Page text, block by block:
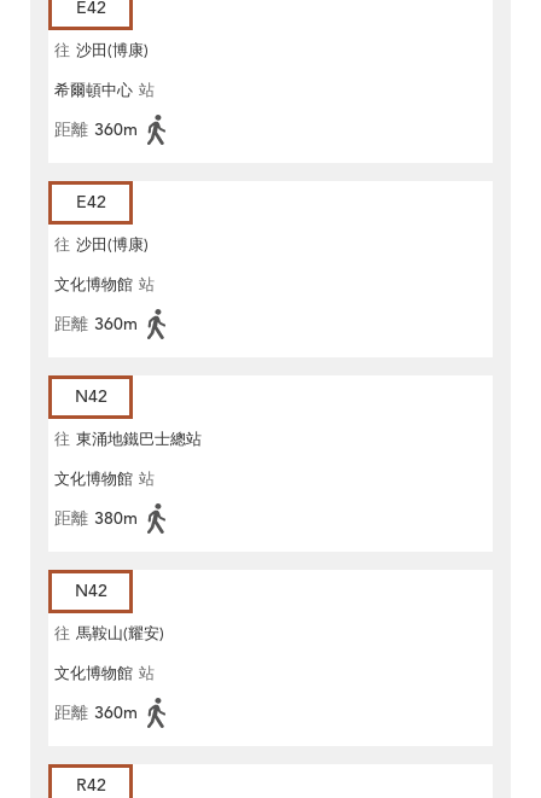
E42
往 沙田(博康)
希爾頓中心 站
距離 360m
E42
往 沙田(博康)
文化博物館 站
距離 360m
N42
往 東涌地鐵巴士總站
文化博物館 站
距離 380m
N42
往 馬鞍山(耀安)
文化博物館 站
距離 360m
R42